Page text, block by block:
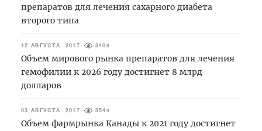
препаратов для лечения сахарного диабета
второго типа
12 АВГУСТА 2017 3409
Объем мирового рынка препаратов для лечения
гемофилии к 2026 году достигнет 8 млрд
долларов
03 АВГУСТА 2017 3549
Объем фармрынка Канады к 2021 году достигнет